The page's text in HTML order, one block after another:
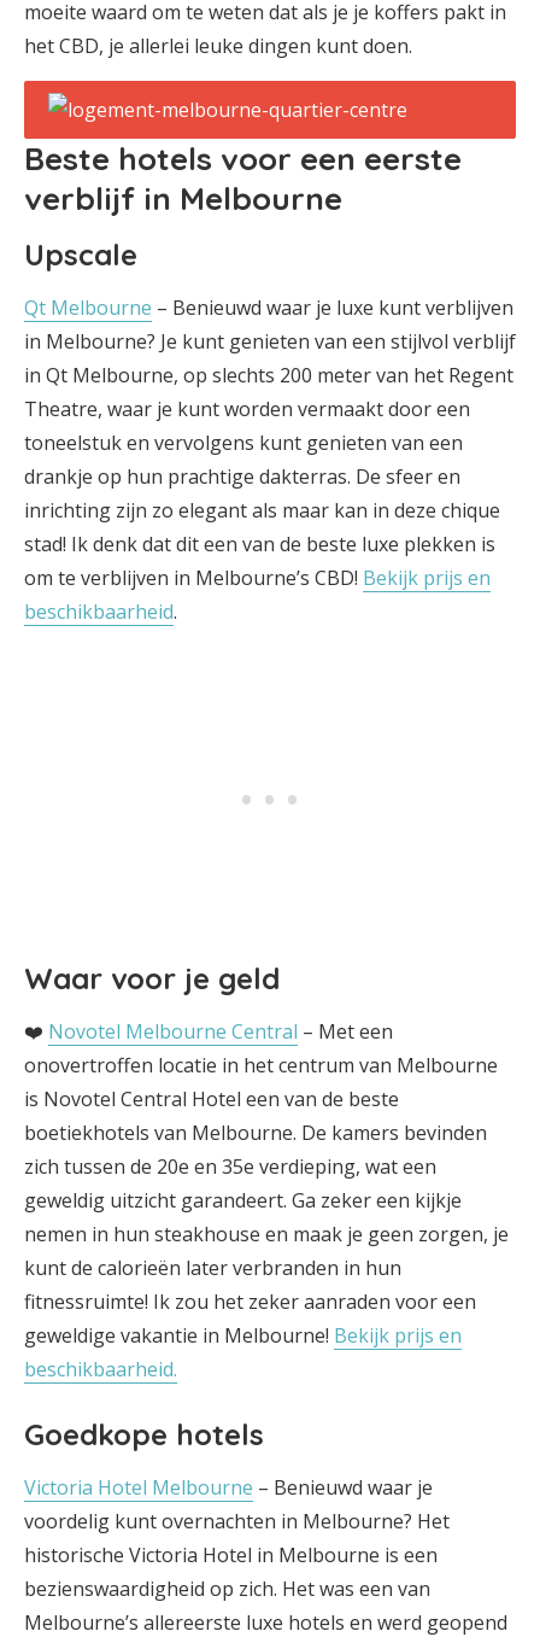
moeite waard om te weten dat als je je koffers pakt in
het CBD, je allerlei leuke dingen kunt doen.
Beste hotels voor een eerste
verblijf in Melbourne
Upscale
Qt Melbourne – Benieuwd waar je luxe kunt verblijven
in Melbourne? Je kunt genieten van een stijlvol verblijf
in Qt Melbourne, op slechts 200 meter van het Regent
Theatre, waar je kunt worden vermaakt door een
toneelstuk en vervolgens kunt genieten van een
drankje op hun prachtige dakterras. De sfeer en
inrichting zijn zo elegant als maar kan in deze chique
stad! Ik denk dat dit een van de beste luxe plekken is
om te verblijven in Melbourne’s CBD! Bekijk prijs en
beschikbaarheid.
Waar voor je geld
❤️ Novotel Melbourne Central – Met een
onovertroffen locatie in het centrum van Melbourne
is Novotel Central Hotel een van de beste
boetiekhotels van Melbourne. De kamers bevinden
zich tussen de 20e en 35e verdieping, wat een
geweldig uitzicht garandeert. Ga zeker een kijkje
nemen in hun steakhouse en maak je geen zorgen, je
kunt de calorieën later verbranden in hun
fitnessruimte! Ik zou het zeker aanraden voor een
geweldige vakantie in Melbourne! Bekijk prijs en
beschikbaarheid.
Goedkope hotels
Victoria Hotel Melbourne – Benieuwd waar je
voordelig kunt overnachten in Melbourne? Het
historische Victoria Hotel in Melbourne is een
bezienswaardigheid op zich. Het was een van
Melbourne’s allereerste luxe hotels en werd geopend